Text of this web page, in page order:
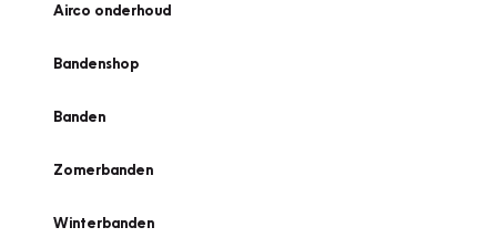
Airco onderhoud
Bandenshop
Banden
Zomerbanden
Winterbanden